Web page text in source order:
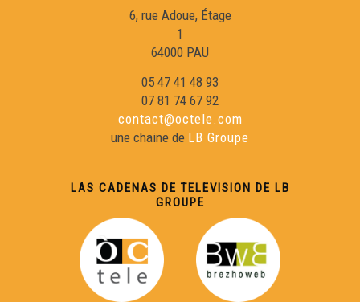
Cortesia - La diferènci
6, rue Adoue, Étage
1
64000 PAU
05 47 41 48 93
07 81 74 67 92
contact@octele.com
une chaine de LB Groupe
LAS CADENAS DE TELEVISION DE LB
GROUPE